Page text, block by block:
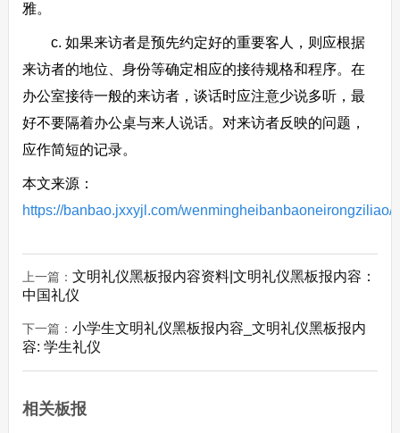
雅。
c. 如果来访者是预先约定好的重要客人，则应根据
来访者的地位、身份等确定相应的接待规格和程序。在
办公室接待一般的来访者，谈话时应注意少说多听，最
好不要隔着办公桌与来人说话。对来访者反映的问题，
应作简短的记录。
本文来源：
https://banbao.jxxyjl.com/wenmingheibanbaoneirongziliao/
上一篇： 文明礼仪黑板报内容资料|文明礼仪黑板报内容：
中国礼仪
下一篇： 小学生文明礼仪黑板报内容_文明礼仪黑板报内
容: 学生礼仪
相关板报